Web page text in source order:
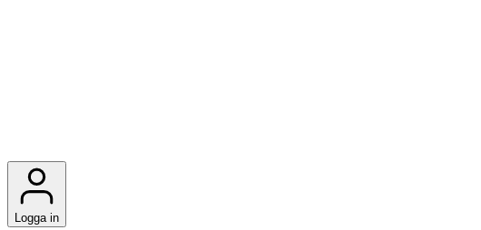
Logga in